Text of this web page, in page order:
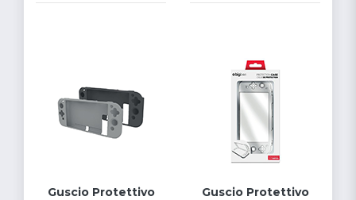
Guscio Protettivo
Guscio Protettivo